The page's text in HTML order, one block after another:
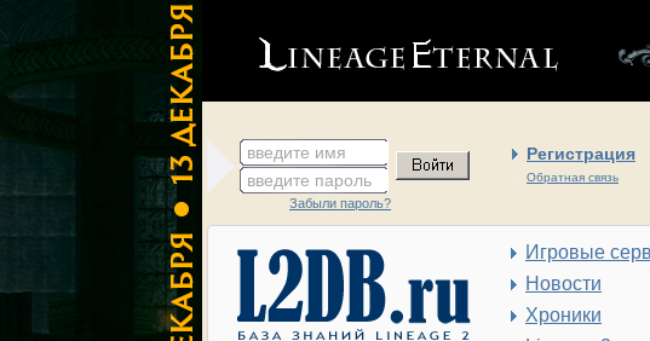
введите имя Регистрация
Обратная связь
введите пароль
Забыли пароль?
Игровые
Новости
Хроники